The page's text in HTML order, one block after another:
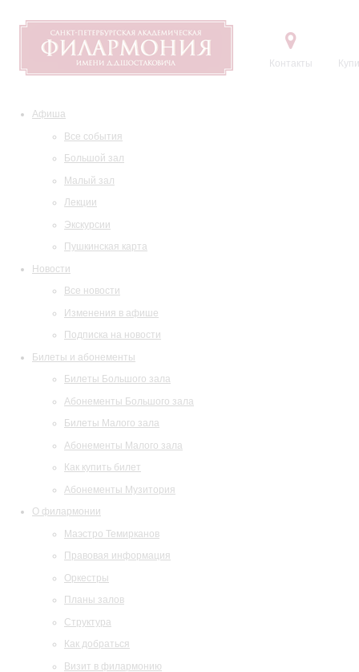
Контакты
Афиша
Все события
Большой зал
Малый зал
Лекции
Экскурсии
Пушкинская карта
Новости
Все новости
Изменения в афише
Подписка на новости
Билеты и абонементы
Билеты Большого зала
Абонементы Большого зала
Билеты Малого зала
Абонементы Малого зала
Как купить билет
Абонементы Музитория
О филармонии
Маэстро Темирканов
Правовая информация
Оркестры
Планы залов
Структура
Как добраться
Визит в филармонию